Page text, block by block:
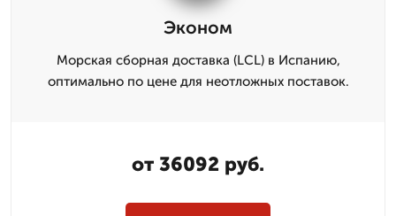
Эконом
Морская сборная доставка (LCL) в Испанию,
оптимально по цене для неотложных поставок.
от 36092 руб.